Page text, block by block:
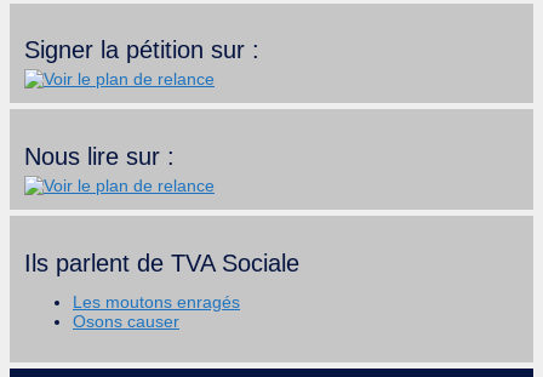
Signer la pétition sur :
Nous lire sur :
Ils parlent de TVA Sociale
Les moutons enragés
Osons causer